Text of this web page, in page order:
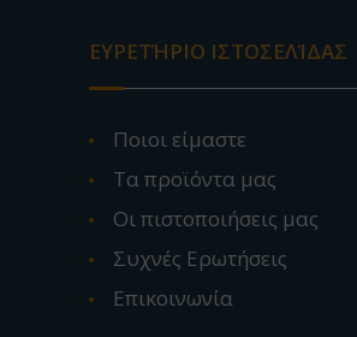
ΕΥΡΕΤΉΡΙΟ ΙΣΤΟΣΕΛΊΔΑΣ
Ποιοι είμαστε
Τα προϊόντα μας
Οι πιστοποιήσεις μας
Συχνές Ερωτήσεις
Επικοινωνία